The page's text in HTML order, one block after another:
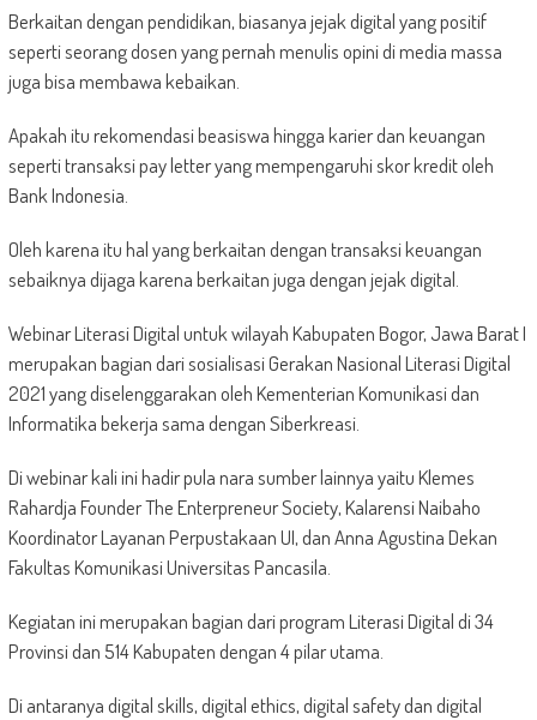
Berkaitan dengan pendidikan, biasanya jejak digital yang positif
seperti seorang dosen yang pernah menulis opini di media massa
juga bisa membawa kebaikan.
Apakah itu rekomendasi beasiswa hingga karier dan keuangan
seperti transaksi pay letter yang mempengaruhi skor kredit oleh
Bank Indonesia.
Oleh karena itu hal yang berkaitan dengan transaksi keuangan
sebaiknya dijaga karena berkaitan juga dengan jejak digital.
Webinar Literasi Digital untuk wilayah Kabupaten Bogor, Jawa Barat I
merupakan bagian dari sosialisasi Gerakan Nasional Literasi Digital
2021 yang diselenggarakan oleh Kementerian Komunikasi dan
Informatika bekerja sama dengan Siberkreasi.
Di webinar kali ini hadir pula nara sumber lainnya yaitu Klemes
Rahardja Founder The Enterpreneur Society, Kalarensi Naibaho
Koordinator Layanan Perpustakaan UI, dan Anna Agustina Dekan
Fakultas Komunikasi Universitas Pancasila.
Kegiatan ini merupakan bagian dari program Literasi Digital di 34
Provinsi dan 514 Kabupaten dengan 4 pilar utama.
Di antaranya digital skills, digital ethics, digital safety dan digital